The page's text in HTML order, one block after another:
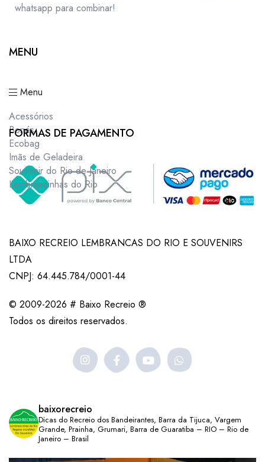
whatsapp para combinar!
MENU
Menu
Acessórios
Bonés
Ecobag
Imãs de Geladeira
Souvenir do Rio de Janeiro
Lembrancinhas do Rio
FORMAS DE PAGAMENTO
BAIXO RECREIO LEMBRANCAS DO RIO E SOUVENIRS
LTDA
CNPJ: 64.445.784/0001-44
© 2009-2026 # Baixo Recreio ®
Todos os direitos reservados.
baixorecreio
Dicas do Recreio dos Bandeirantes, Barra da Tijuca, Vargem
Grande, Prainha, Grumari, Barra de Guaratiba – RIO – Rio de
Janeiro – Brasil